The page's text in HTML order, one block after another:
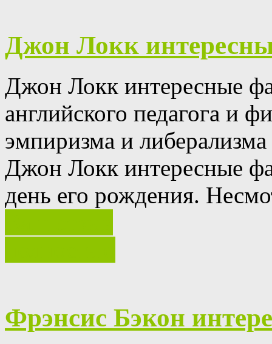
Джон Локк
Джон Локк интересные
английского педагога и
эмпиризма и
Джон Локк интересные
день его рождения.
Фрэнсис Бэкон